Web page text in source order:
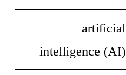
artificial
intelligence (AI)